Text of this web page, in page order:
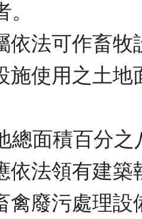
依法可作畜牧
施使用之土地
面積百分之
依法領有建築
禽廢污處理設